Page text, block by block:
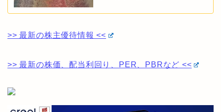
>> 最新の株主優待情報 <<
>> 最新の株価、配当利回り、PER、PBRなど <<